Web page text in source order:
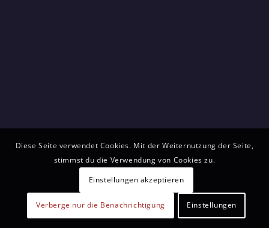
Diese Seite verwendet Cookies. Mit der Weiternutzung der Seite,
stimmst du die Verwendung von Cookies zu.
Einstellungen akzeptieren
Verberge nur die Benachrichtigung Einstellungen